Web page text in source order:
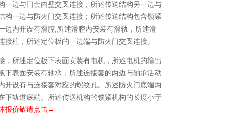
一边与门套内壁交叉连接，所述传送结构另一边与
构一边与防火门交叉连接；所述传送结构包含锁紧
边内开设有滑腔 所述滑腔内安装有滑轨，所述滑
柱，所述定位板的一边端与防火门交叉连接。
所述定位板下表面安装有电机，所述电机的输出
表面安装有轴承，所述连接套的两边与轴承活动
设有与连接套对应的螺纹孔。所述防火门底端两
下轨道底端。所述传送机构的锁紧机构的长度小于
报价敬请点击→